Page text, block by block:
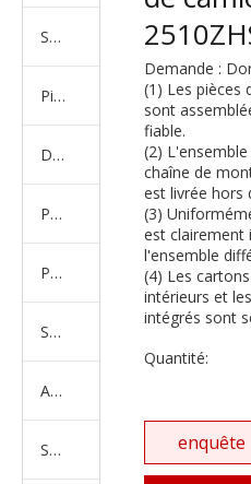
Série de camions américains, européens et japonais
Pièces de rechange de machines d'ingénierie de camion minier
D'autres séries de camions
Produits d'essieux
Produits de support de châssis
Série de suspension équilibrée
Amortisseur Série
Système de direction
Demande :
(1) Les pièces
sont
fiable.
(2)
chaîne de
est livrée hors
(3)
est clairement
l'ensemble
(4) Les
intérieurs et
intégrés sont
Quantité:
enquête